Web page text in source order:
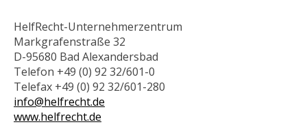
HelfRecht-Unternehmerzentrum
Markgrafenstraße 32
D-95680 Bad Alexandersbad
Telefon +49 (0) 92 32/601-0
Telefax +49 (0) 92 32/601-280
info@helfrecht.de
www.helfrecht.de